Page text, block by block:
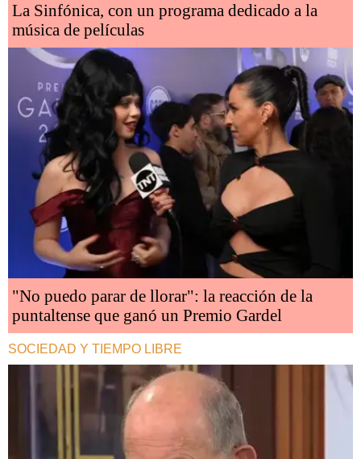
La Sinfónica, con un programa dedicado a la
música de películas
"No puedo parar de llorar": la reacción de la
puntaltense que ganó un Premio Gardel
SOCIEDAD Y TIEMPO LIBRE